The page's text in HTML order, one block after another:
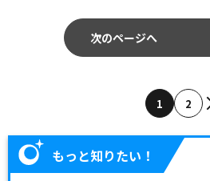
次のページへ
1 2
もっと知りたい！